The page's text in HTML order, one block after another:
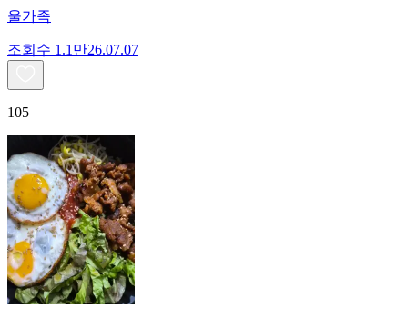
울가족
조회수 1.1만26.07.07
105